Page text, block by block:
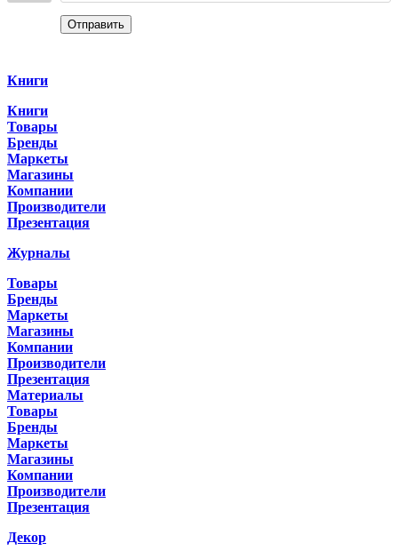
Отправить
Книги
Книги
Товары
Бренды
Маркеты
Магазины
Компании
Производители
Презентация
Журналы
Товары
Бренды
Маркеты
Магазины
Компании
Производители
Презентация
Материалы
Товары
Бренды
Маркеты
Магазины
Компании
Производители
Презентация
Декор